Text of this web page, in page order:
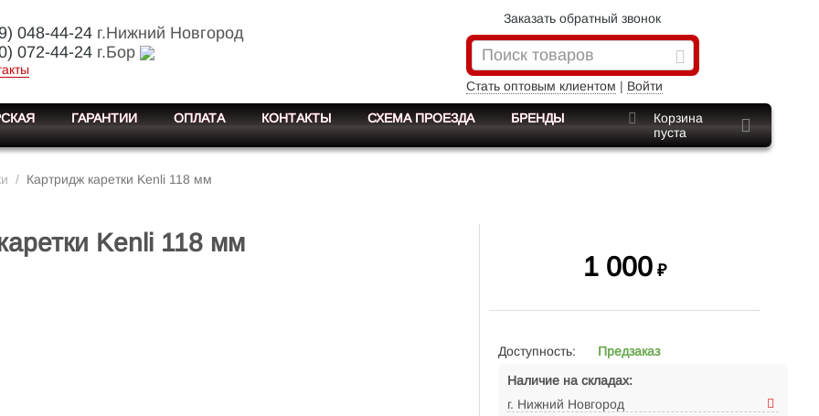
048-44-24г.Нижний Новгород
072-44-24г.Бор
Заказать обратный звонок
Стать оптовым клиентом | Войти
ГАРАНТИИ ОПЛАТА КОНТАКТЫ СХЕМА ПРОЕЗДА БРЕНДЫ
Корзина
пуста
/ Картридж каретки Kenli 118 мм
Kenli 118 мм
1 000 ₽
Доступность:
Предзаказ
Наличие на складах:
г. Нижний Новгород